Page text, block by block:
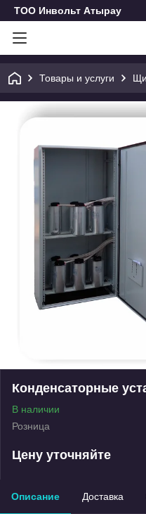
ТОО Инвольт Атырау
Товары и услуги
Конденсаторные
В наличии
Розница
Цену уточняйте
Описание Доставка